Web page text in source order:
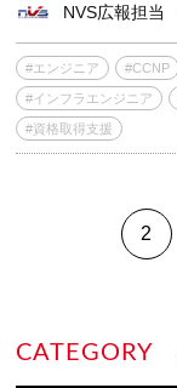
NVS広報担当
#エンジニア #CCNP
#インフラエンジニア
#資格取得支援
2
CATEGORY